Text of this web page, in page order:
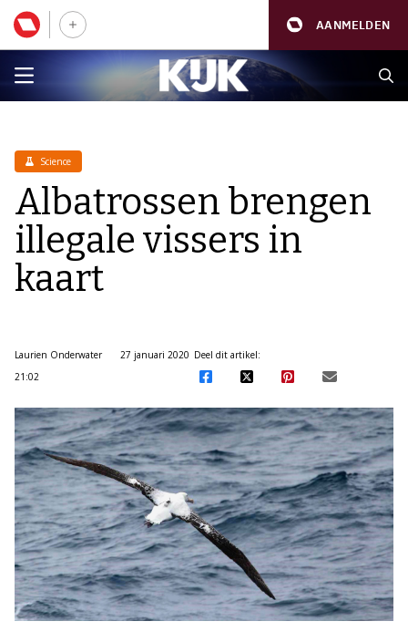
AANMELDEN
Science
Albatrossen brengen
illegale vissers in
kaart
Laurien Onderwater
27 januari 2020
21:02
Deel dit artikel: